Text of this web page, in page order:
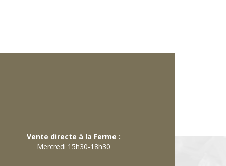
Vente directe à la Ferme :
Mercredi 15h30-18h30